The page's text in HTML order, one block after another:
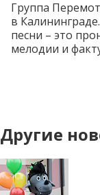
Группа
в
песни – это
мелодии и
Другие